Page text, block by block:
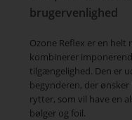
brugervenlighed
Ozone Reflex er en
kombinerer
tilgængelighed. Den er
begynderen, der
rytter, som vil have en
bølger og foil.